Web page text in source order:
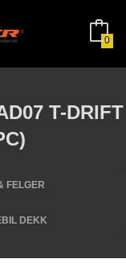
0
T-DRIFT
FELGER
DEKK